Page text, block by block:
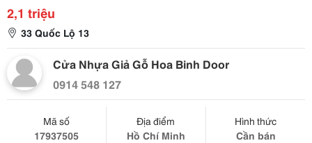
2,1 triệu
33 Quốc Lộ 13
Cửa Nhựa Giả Gỗ Hoa Binh Door
0914 548 127
Mã số
17937505
Địa điểm
Hồ Chí Minh
Hình thức
Cần bán